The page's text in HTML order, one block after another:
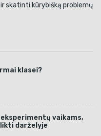
klasei?
vaikams,
darželyje
skatinti kūrybišką problemų